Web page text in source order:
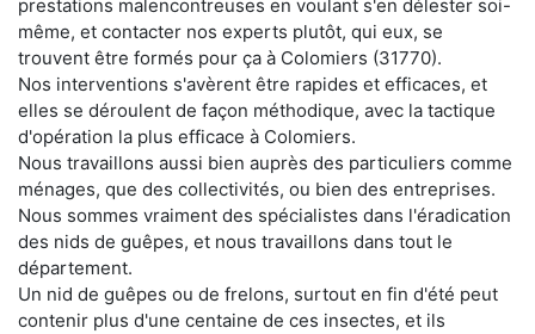
prestations malencontreuses en voulant s'en délester soi-
même, et contacter nos experts plutôt, qui eux, se
trouvent être formés pour ça à Colomiers (31770).
Nos interventions s'avèrent être rapides et efficaces, et
elles se déroulent de façon méthodique, avec la tactique
d'opération la plus efficace à Colomiers.
Nous travaillons aussi bien auprès des particuliers comme
ménages, que des collectivités, ou bien des entreprises.
Nous sommes vraiment des spécialistes dans l'éradication
des nids de guêpes, et nous travaillons dans tout le
département.
Un nid de guêpes ou de frelons, surtout en fin d'été peut
contenir plus d'une centaine de ces insectes, et ils